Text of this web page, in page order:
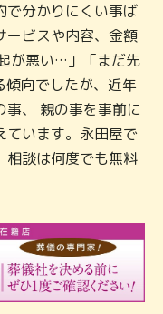
で分かりにくい事ば
ービスや内容、金額
が悪い…」「まだ先
向でしたが、近年
、 親の事を事前に
ています。永田屋で
相談は何度でも無料